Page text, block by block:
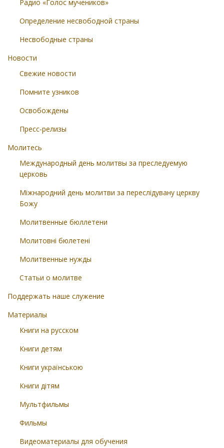
Радио «Голос мучеников»
Определение несвободной страны
Несвободные страны
Новости
Свежие новости
Помните узников
Освобождены
Пресс-релизы
Молитесь
Международный день молитвы за преследуемую
церковь
Міжнародний день молитви за переслідувану церкву
Божу
Молитвенные бюллетени
Молитовні бюлетені
Молитвенные нужды
Статьи о молитве
Поддержать наше служение
Материалы
Книги на русском
Книги детям
Книги українською
Книги дітям
Мультфильмы
Фильмы
Видеоматериалы для обучения